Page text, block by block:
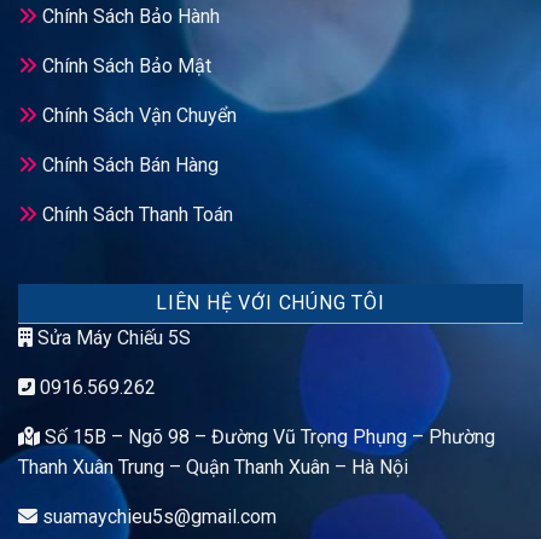
Chính Sách Bảo Hành
Chính Sách Bảo Mật
Chính Sách Vận Chuyển
Chính Sách Bán Hàng
Chính Sách Thanh Toán
LIÊN HỆ VỚI CHÚNG TÔI
Sửa Máy Chiếu 5S
0916.569.262
Số 15B – Ngõ 98 – Đường Vũ Trọng Phụng – Phường
Thanh Xuân Trung – Quận Thanh Xuân – Hà Nội
suamaychieu5s@gmail.com